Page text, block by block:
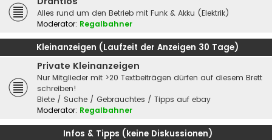
Alles rund um den Betrieb mit Funk & Akku (Elektrik)
Moderator: Regalbahner
Kleinanzeigen (Laufzeit der Anzeigen 30 Tage)
Private Kleinanzeigen
Nur Mitglieder mit >20 Textbeiträgen dürfen auf diesem Brett
schreiben!
Biete / Suche / Gebrauchtes / Tipps auf ebay
Moderator: Regalbahner
Infos & Tipps (keine Diskussionen)